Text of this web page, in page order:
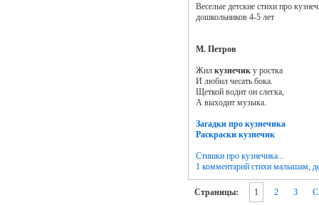
Веселые детские стихи про
дошкольников 4-5 лет
М. Петров
Жил кузнечику ростка
И любил чесать бока.
Щеткой водит он слегка,
А выходит музыка.
Загадки про кузнечика
Раскраски кузнечик
Cтишки про кузнечика...
1 комментарий стихи малышам,
Страницы: 1 2 3